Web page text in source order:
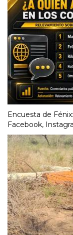
Encuesta de
Facebook,